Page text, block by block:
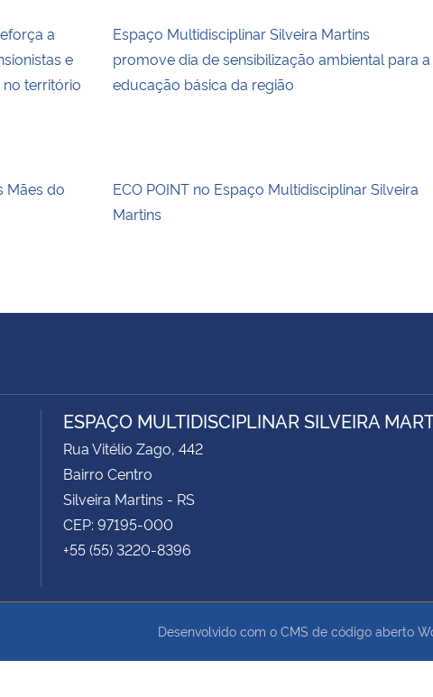
a
e
território
Espaço Multidisciplinar Silveira Martins
promove dia de sensibilização ambiental para a
educação básica da região
Mães do
ECO POINT no Espaço Multidisciplinar Silveira
Martins
ESPAÇO MULTIDISCIPLINAR SILVEIRA
Rua Vitélio Zago, 442
Bairro Centro
Silveira Martins - RS
CEP: 97195-000
+55 (55) 3220-8396
Desenvolvido com o CMS de código aberto